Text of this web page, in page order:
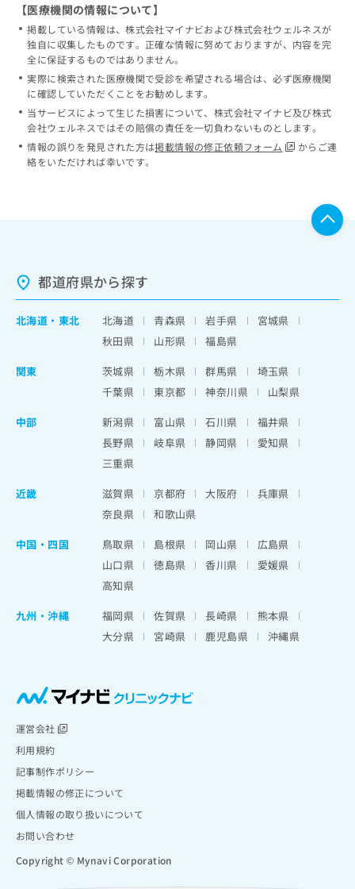
【医療機関の情報について】
掲載している情報は、株式会社マイナビおよび株式会社ウェルネスが
独自に収集したものです。正確な情報に努めておりますが、内容を完
全に保証するものではありません。
実際に検索された医療機関で受診を希望される場合は、必ず医療機関
に確認していただくことをお勧めします。
当サービスによって生じた損害について、株式会社マイナビ及び株式
会社ウェルネスではその賠償の責任を一切負わないものとします。
情報の誤りを発見された方は掲載情報の修正依頼フォーム
からご連
絡をいただければ幸いです。
都道府県から探す
北海道 ・ 東北 北海道 青森県 岩手県
宮城県
秋田県
山形県
福島県
関東
茨城県 栃木県 群馬県
埼玉県
千葉県
東京都 神奈川県
山梨県
中部
新潟県 富山県 石川県
福井県
長野県
岐阜県 静岡県
愛知県
三重県
近畿
滋賀県 京都府 大阪府
兵庫県
奈良県
和歌山県
中国・四国
鳥取県 島根県 岡山県
広島県
山口県
徳島県 香川県
愛媛県
高知県
九州・沖縄
福岡県 佐賀県 長崎県
熊本県
大分県
宮崎県 鹿児島県 沖縄県
運営会社
利用規約
記事制作ポリシー
掲載情報の修正について
個人情報の取り扱いについて
お問い合わせ
Copyright © Mynavi Corporation